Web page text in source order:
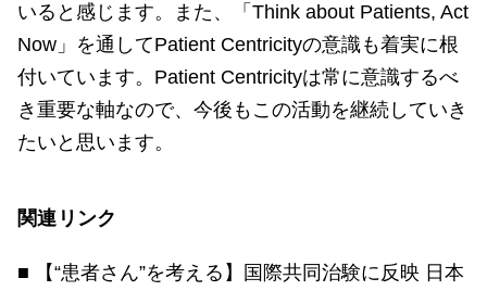
いると感じます。また、「Think about Patients, Act
Now」を通してPatient Centricityの意識も着実に根
付いています。Patient Centricityは常に意識するべ
き重要な軸なので、今後もこの活動を継続していき
たいと思います。
関連リンク
■ 【“患者さん”を考える】国際共同治験に反映 日本